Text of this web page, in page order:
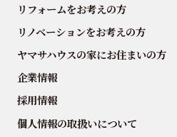
リフォームをお考えの方
リノベーションをお考えの方
ヤマサハウスの家にお住まいの方
企業情報
採用情報
個人情報の取扱いについて